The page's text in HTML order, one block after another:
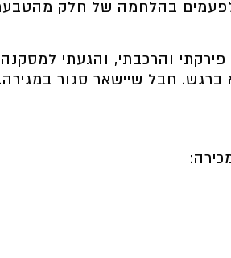
בהלחמה של חלק
והרכבתי, והגעתי
חבל שיישאר סגור במגירה.